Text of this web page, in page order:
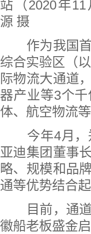
站（2020年
源 摄
作为我国首
综合实验区（
际物流大通道
器产业等3个
体、航空物流
今年4月，
亚迪集团董事
略、规模和品
通等优势结合
目前，通道
徽船老板盛金